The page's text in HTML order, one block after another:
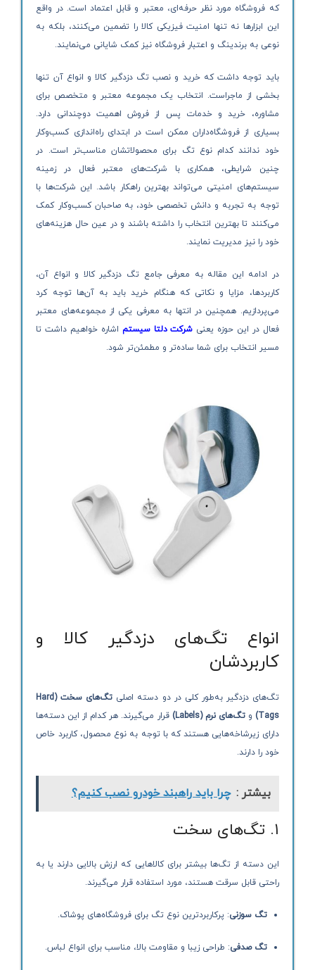
که فروشگاه مورد نظر حرفه‌ای، معتبر و قابل اعتماد است. در واقع
این ابزارها نه تنها امنیت فیزیکی کالا را تضمین می‌کنند، بلکه به
نوعی به برندینگ و اعتبار فروشگاه نیز کمک شایانی می‌نمایند.
باید توجه داشت که خرید و نصب تگ دزدگیر کالا و انواع آن تنها
بخشی از ماجراست. انتخاب یک مجموعه معتبر و متخصص برای
مشاوره، خرید و خدمات پس از فروش اهمیت دوچندانی دارد.
بسیاری از فروشگاه‌داران ممکن است در ابتدای راه‌اندازی کسب‌وکار
خود ندانند کدام نوع تگ برای محصولاتشان مناسب‌تر است. در
چنین شرایطی، همکاری با شرکت‌های معتبر فعال در زمینه
سیستم‌های امنیتی می‌تواند بهترین راهکار باشد. این شرکت‌ها با
توجه به تجربه و دانش تخصصی خود، به صاحبان کسب‌وکار کمک
می‌کنند تا بهترین انتخاب را داشته باشند و در عین حال هزینه‌های
خود را نیز مدیریت نمایند.
در ادامه این مقاله به معرفی جامع تگ دزدگیر کالا و انواع آن،
کاربردها، مزایا و نکاتی که هنگام خرید باید به آن‌ها توجه کرد
می‌پردازیم. همچنین در انتها به معرفی یکی از مجموعه‌های معتبر
فعال در این حوزه یعنی شرکت دلتا سیستم اشاره خواهیم داشت تا
مسیر انتخاب برای شما ساده‌تر و مطمئن‌تر شود.
انواع تگ‌های دزدگیر کالا و
کاربردشان
تگ‌های دزدگیر به‌طور کلی در دو دسته اصلی
تگ‌های سخت (Hard
Tags) وتگ‌های نرم (Labels)
قرار می‌گیرند. هر کدام از این دسته‌ها
دارای زیرشاخه‌هایی هستند که با توجه به نوع محصول، کاربرد خاص
خود را دارند.
بیشتر : چرا باید راهبند خودرو نصب کنیم؟
۱. تگ‌های سخت
این دسته از تگ‌ها بیشتر برای کالاهایی که ارزش بالایی دارند یا به
راحتی قابل سرقت هستند، مورد استفاده قرار می‌گیرند.
تگ سوزنی: پرکاربردترین نوع تگ برای فروشگاه‌های پوشاک.
تگ صدفی: طراحی زیبا و مقاومت بالا، مناسب برای انواع لباس.